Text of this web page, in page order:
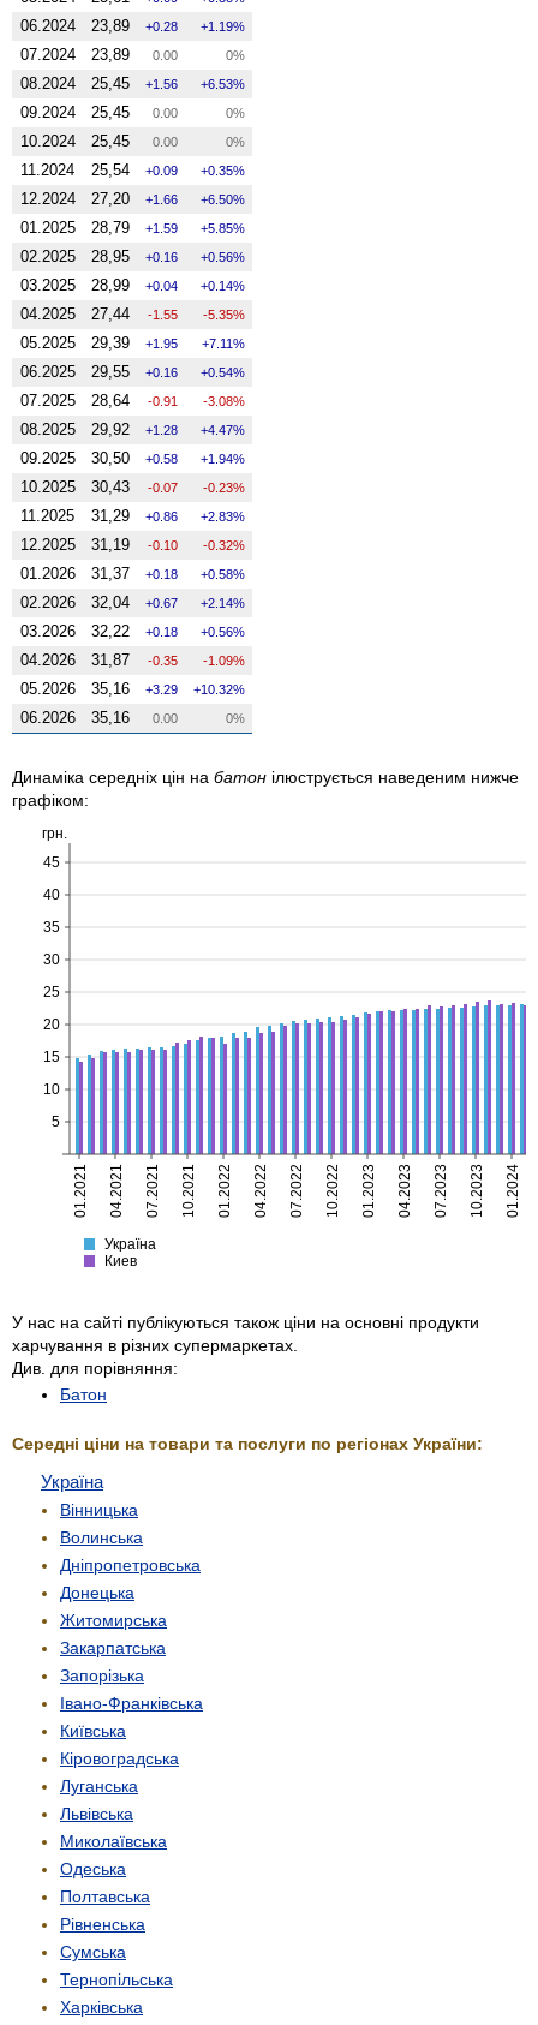
06.2024 23,89 0.28 1.19%
07.2024 23,89 0.00 0%
08.2024 25,45 1.56 6.53%
09.2024 25,45 0.00 0%
10.2024 25,45 0.00 0%
11.2024 25,54 0.09 0.35%
12.2024 27,20 1.66 6.50%
01.2025 28,79 1.59 5.85%
02.2025 28,95 0.16 0.56%
03.2025 28,99 0.04 0.14%
04.2025 27,44 -1.55 -5.35%
05.2025 29,39 1.95 7.11%
06.2025 29,55 0.16 0.54%
07.2025 28,64 -0.91 -3.08%
08.2025 29,92 1.28 4.47%
09.2025 30,50 0.58 1.94%
10.2025 30,43 -0.07 -0.23%
11.2025 31,29 0.86 2.83%
12.2025 31,19 -0.10 -0.32%
01.2026 31,37 0.18 0.58%
02.2026 32,04 0.67 2.14%
03.2026 32,22 0.18 0.56%
04.2026 31,87 -0.35 -1.09%
05.2026 35,16 3.29 10.32%
06.2026 35,16 0.00 0%
Динаміка середніх цін на батон ілюструється наведеним нижче
графіком:
Україна
Киев
01.2021 04.2021 07.2021 10.2021 01.2022 04.2022 07.2022 10.2022 01.2023 04.2023 07.2023 10.2023 01.2024
5
10
15
20
25
30
35
40
45
грн.
Україна
Киев
У нас на сайті публікуються також ціни на основні продукти
харчування в різних супермаркетах.
Див. для порівняння:
Батон
Середні ціни на товари та послуги по регіонах України:
Україна
Вінницька
Волинська
Дніпропетровська
Донецька
Житомирська
Закарпатська
Запорізька
Івано-Франківська
Київська
Кіровоградська
Луганська
Львівська
Миколаївська
Одеська
Полтавська
Рівненська
Сумська
Тернопільська
Харківська